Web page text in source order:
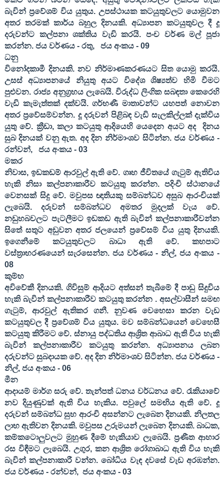
බැවින් ප්‍රවේශම් විය යුතුය. උපස්ථායක කටයුතුවලට යොමුවන
අතර තරමක් කාර්ය බහුල දිනයකි. අධ්‍යාපන කටයුතුවල දී දූ
දරුවන්ට කල්පනා ශක්තිය වැඩි කරයි. පංච වර්ණ මල් පූජා
කරන්න. ජය වර්ණය - රතු, ජය අංකය - 09
ධනු
විනෝදකාමී දිනයකි. නව නිර්මාණකරණයට සිත යොමු කරයි.
උසස් අධ්‍යාපනයේ නියුතු අයට විදේශ ශිෂ්‍යත්ව හිමි වීමට
පුළුවන. රාජ්‍ය අනුග්‍රහය ලැබෙයි. විරුද්ධ ලිංගික සබඳතා කෙරෙහි
වැඩි කැමැත්තක් දක්වයි. ගර්භණී මාතාවන්ට යහපත් නොවන
අතර ප්‍රවේසම්වන්න. දූ දරුවන් පිළිබඳ වැඩි සැලකිල්ලක් දැක්විය
යුතු වේ. ක්‍රීඩා,කලා කටයුතු ආදියෙහි යෙදෙන අයට අද
දිනය
සුබ දිනයක් වනු ඇත. අද දින නිර්මාංශව සිටින්න. ජය වර්ණය -
රන්වන්, ජය අංකය -03
මකර
නිවාස,ඉඩකඩම් ආරවුල් ඇති වේ. ගෘහ ජීවිතයේ ගැටුම් ඇතිවිය
හැකි නිසා කල්පනාකාරීව කටයුතු කරන්න. පදිංචි ස්ථානයේ
වෙනසක් සිදු වේ. මවුපස ඥාතියකු සම්බන්ධව අසුබ ආරංචියක්
ලැබෙයි. දරුවන් සම්බන්ධව අමතර මුදලක් වැය වේ.
නඩුහබවලට පැටලීමට ඉඩකඩ ඇති බැවින් කල්පනාකාරීවන්න
සිතේ සතුට අඩුවන අතර ජලයෙන් ප්‍රවේසම් විය යුතු දිනයකි.
ඉගෙනීමේ කටයුතුවලට බාධා ඇති වේ. කහපාට
වස්ත්‍රාභරණයෙන් සැරසෙන්න. ජය වර්ණය - නිල්,ජය අංකය -
08
කුම්භ
අවිවේකී දිනයකි. ගිවිසුම් ආදියට අත්සන් තැබීමේ දී පාඩු සිදුවිය
හැකි බැවින් කල්පනාකාරීව කටයුතු කරන්න . අසල්වාසීන් සමඟ
ගැටුම්,ආරවුල් ඇතිකර ගනී. නුවණ වෙහෙසා කරන වැඩ
කටයුතුවල දී ප්‍රවේශම් විය යුතුය. මව සම්බන්ධයෙන් වෙහෙසී
කටයුතු කිරීමට වේ. ස්නායු පද්ධතිය ආශ්‍රිත ආබාධ ඇති විය හැකි
බැවින් කල්පනාකාරීව කටයුතු කරන්න. අධ්‍යාපනය ලබන
දරුවන්ට සුබදායක වේ. අද දින නිර්මාංශව සිටින්න. ජය වර්ණය -
නිල්, ජය අංකය - 06
මීන
ආදායම් මාර්ග සරු වේ. තැන්පත් ධනය වර්ධනය වේ. රැකියාවේ
නව දියුණුවක් ඇති විය හැකිය. පවුලේ සමඟිය ඇති වේ. දූ
දරුවන් සම්බන්ධ සුභ ආරංචි අසන්නට ලැබෙන දිනයකි. නිලතල
ලාභ ඇතිවන දිනයකි. මවුපස උරුමයන් ලැබෙන දිනයකි. බාධක,
කම්කටොලුවලට මුහුණ දීමේ හැකියාව ලැබෙයි. ප්‍රණීත ‍ආහාර
රස විඳීමට ලැබෙයි. උගුර, කන ආශ්‍රිත රෝගාබාධ ඇති විය හැකි
බැවින් කල්පනාකාරී වන්න. බෝධිය වැඳ දවසේ වැඩ අරඹන්න.
ජය වර්ණය-රන්වන්, ජය අංකය - 03